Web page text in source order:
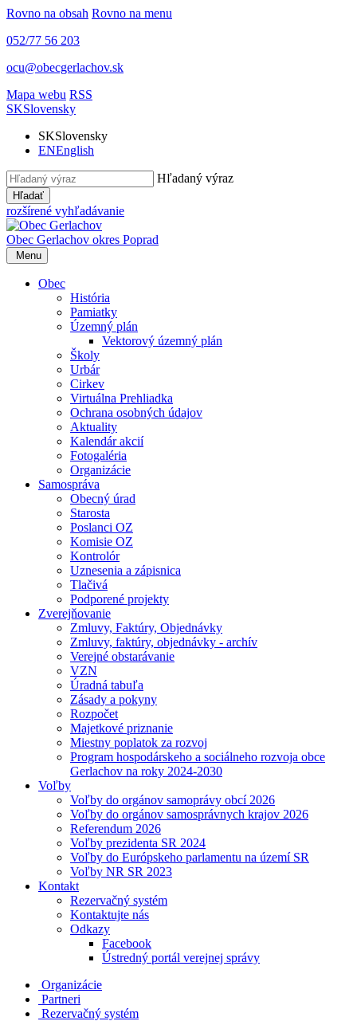
Rovno na obsah Rovno na menu
052/77 56 203
ocu@obecgerlachov.sk
Mapa webu RSS
SKSlovensky
SKSlovensky
ENEnglish
Hľadaný výraz
Hľadať
rozšírené vyhľadávanie
Obec Gerlachov okres Poprad
Menu
Obec
História
Pamiatky
Územný plán
Vektorový územný plán
Školy
Urbár
Cirkev
Virtuálna Prehliadka
Ochrana osobných údajov
Aktuality
Kalendár akcií
Fotogaléria
Organizácie
Samospráva
Obecný úrad
Starosta
Poslanci OZ
Komisie OZ
Kontrolór
Uznesenia a zápisnica
Tlačivá
Podporené projekty
Zverejňovanie
Zmluvy, Faktúry, Objednávky
Zmluvy, faktúry, objednávky - archív
Verejné obstarávanie
VZN
Úradná tabuľa
Zásady a pokyny
Rozpočet
Majetkové priznanie
Miestny poplatok za rozvoj
Program hospodárskeho a sociálneho rozvoja obce
Gerlachov na roky 2024-2030
Voľby
Voľby do orgánov samoprávy obcí 2026
Voľby do orgánov samosprávnych krajov 2026
Referendum 2026
Voľby prezidenta SR 2024
Voľby do Európskeho parlamentu na území SR
Voľby NR SR 2023
Kontakt
Rezervačný systém
Kontaktujte nás
Odkazy
Facebook
Ústredný portál verejnej správy
Organizácie
Partneri
Rezervačný systém